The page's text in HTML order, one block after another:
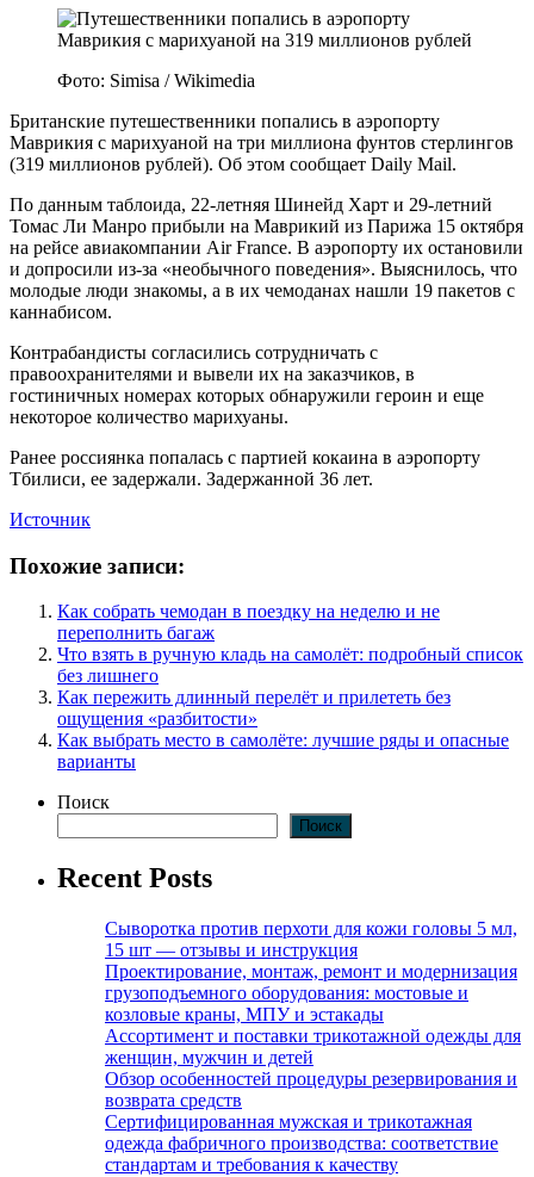
Фото: Simisa / Wikimedia
Британские путешественники попались в аэропорту
Маврикия с марихуаной на три миллиона фунтов стерлингов
(319 миллионов рублей). Об этом сообщает Daily Mail.
По данным таблоида, 22-летняя Шинейд Харт и 29-летний
Томас Ли Манро прибыли на Маврикий из Парижа 15 октября
на рейсе авиакомпании Air France. В аэропорту их остановили
и допросили из-за «необычного поведения». Выяснилось, что
молодые люди знакомы, а в их чемоданах нашли 19 пакетов с
каннабисом.
Контрабандисты согласились сотрудничать с
правоохранителями и вывели их на заказчиков, в
гостиничных номерах которых обнаружили героин и еще
некоторое количество марихуаны.
Ранее россиянка попалась с партией кокаина в аэропорту
Тбилиси, ее задержали. Задержанной 36 лет.
Источник
Похожие записи:
Как собрать чемодан в поездку на неделю и не
переполнить багаж
Что взять в ручную кладь на самолёт: подробный список
без лишнего
Как пережить длинный перелёт и прилететь без
ощущения «разбитости»
Как выбрать место в самолёте: лучшие ряды и опасные
варианты
Поиск
Поиск
Recent Posts
Сыворотка против перхоти для кожи головы 5 мл,
15 шт — отзывы и инструкция
Проектирование, монтаж, ремонт и модернизация
грузоподъемного оборудования: мостовые и
козловые краны, МПУ и эстакады
Ассортимент и поставки трикотажной одежды для
женщин, мужчин и детей
Обзор особенностей процедуры резервирования и
возврата средств
Сертифицированная мужская и трикотажная
одежда фабричного производства: соответствие
стандартам и требования к качеству